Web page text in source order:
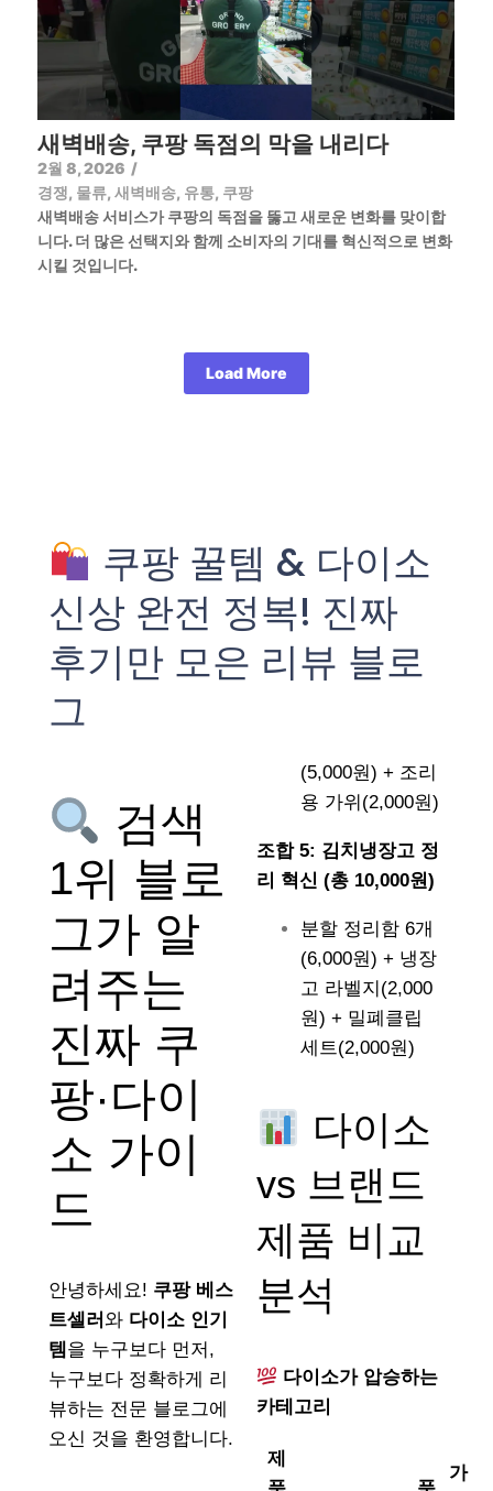
새벽배송, 쿠팡 독점의 막을 내리다
2월 8, 2026 /
경쟁, 물류, 새벽배송, 유통, 쿠팡
새벽배송 서비스가 쿠팡의 독점을 뚫고 새로운 변화를 맞이합
니다. 더 많은 선택지와 함께 소비자의 기대를 혁신적으로 변화
시킬 것입니다.
Load More
쿠팡 꿀템 & 다이소
신상 완전 정복! 진짜
후기만 모은 리뷰 블로
그
검색
1위 블로
그가 알
려주는
진짜 쿠
팡·다이
소 가이
드
안녕하세요! 쿠팡 베스
트셀러 와 다이소 인기
템 을 누구보다 먼저,
누구보다 정확하게 리
뷰하는 전문 블로그에
오신 것을 환영합니다.
(5,000원) + 조리
용 가위(2,000원)
조합 5: 김치냉장고 정
리 혁신 (총 10,000원)
분할 정리함 6개
(6,000원) + 냉장
고 라벨지(2,000
원) + 밀폐클립
세트(2,000원)
다이소
vs 브랜드
제품 비교
분석
다이소가 압승하는
카테고리
제
가